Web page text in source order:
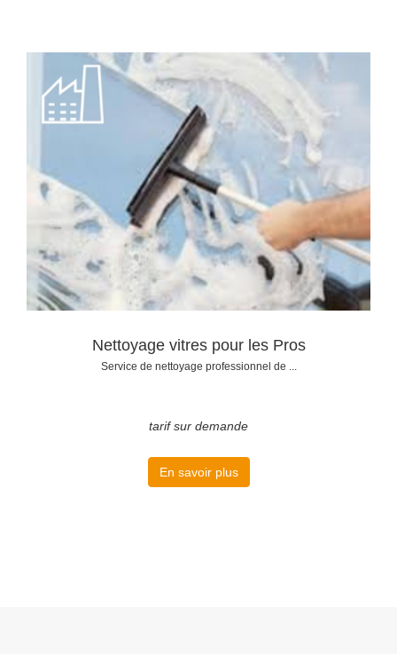
Nettoyage vitres pour les Pros
Service de nettoyage professionnel de ...
tarif sur demande
En savoir plus